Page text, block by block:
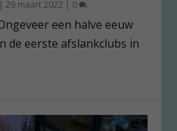
|29 maart 2022 | 0
een halve eeuw
de eerste afslankclubs in